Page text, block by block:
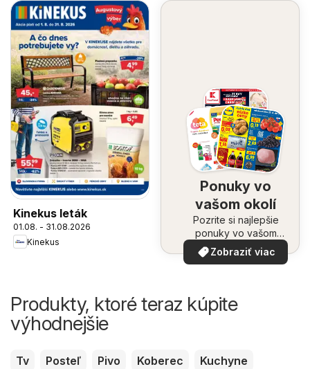
Kinekus leták
01.08. - 31.08.2026
Kinekus
Ponuky vo
vašom okolí
Pozrite si najlepšie
ponuky vo vašom
okolí
Zobraziť viac
Produkty, ktoré teraz kúpite
výhodnejšie
Tv Posteľ Pivo Koberec
Kuchyne